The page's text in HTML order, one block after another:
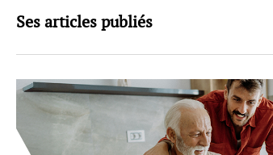
Ses articles publiés